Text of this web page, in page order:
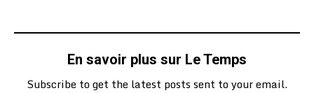
En savoir plus sur Le Temps
Subscribe to get the latest posts sent to your email.